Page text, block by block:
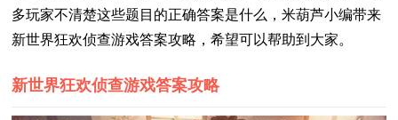
多玩家不清楚这些题目的正确答案是什么，米葫芦小编带来
新世界狂欢侦查游戏答案攻略，希望可以帮助到大家。
新世界狂欢侦查游戏答案攻略